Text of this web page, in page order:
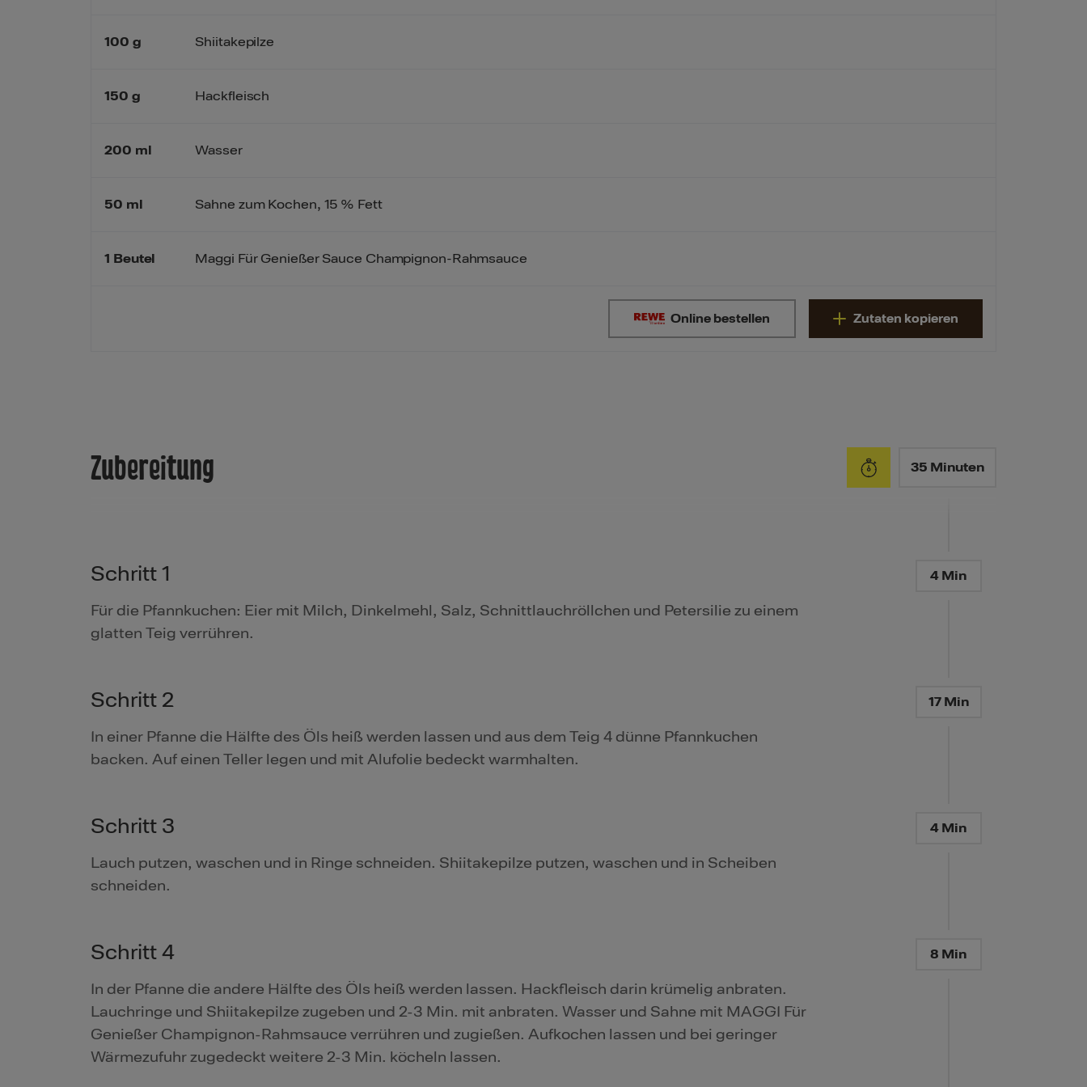
100 g
150 g
200 ml
50 ml
1 Beutel
Shiitakepilze
Hackfleisch
Wasser
Sahne zum Kochen, 15 % Fett
Maggi Für Genießer Sauce Champignon-Rahmsauce
Online bestellen Zutaten kopieren
Zubereitung 35 Minuten
Schritt 1 4 Min
Für die Pfannkuchen: Eier mit Milch, Dinkelmehl, Salz, Schnittlauchröllchen und Petersilie zu einem
glatten Teig verrühren.
Schritt 2 17 Min
In einer Pfanne die Hälfte des Öls heiß werden lassen und aus dem Teig 4 dünne Pfannkuchen
backen. Auf einen Teller legen und mit Alufolie bedeckt warmhalten.
Schritt 3 4 Min
Lauch putzen, waschen und in Ringe schneiden. Shiitakepilze putzen, waschen und in Scheiben
schneiden.
Schritt 4 8 Min
In der Pfanne die andere Hälfte des Öls heiß werden lassen. Hackfleisch darin krümelig anbraten.
Lauchringe und Shiitakepilze zugeben und 2-3 Min. mit anbraten. Wasser und Sahne mit MAGGI Für
Genießer Champignon-Rahmsauce verrühren und zugießen. Aufkochen lassen und bei geringer
Wärmezufuhr zugedeckt weitere 2-3 Min. köcheln lassen.